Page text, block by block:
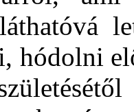
hódolni